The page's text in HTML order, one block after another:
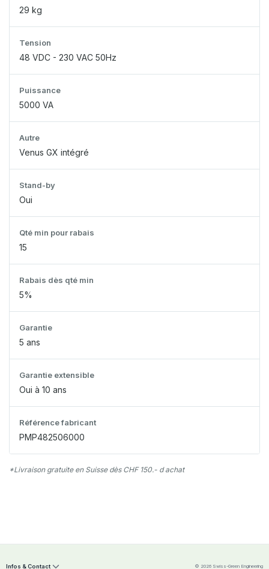
29 kg
Tension
48 VDC - 230 VAC 50Hz
Puissance
5000 VA
Autre
Venus GX intégré
Stand-by
Oui
Qté min pour rabais
15
Rabais dès qté min
5%
Garantie
5 ans
Garantie extensible
Oui à 10 ans
Référence fabricant
PMP482506000
*Livraison gratuite en Suisse dès CHF 150.- d achat
Infos & Contact © 2026 Swiss-Green Engineering